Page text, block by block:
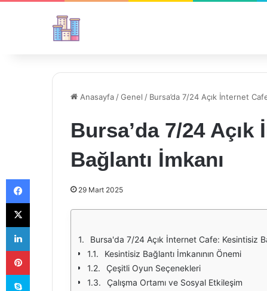
Anasayfa /Genel / Bursa’da 7/24 Açık İnternet
Bursa’da 7/24
Bağlantı İmkanı
29 Mart 2025
Bursa'da 7/24 Açık İnternet Cafe: Kesintisiz
Kesintisiz Bağlantı İmkanının Önemi
Çeşitli Oyun Seçenekleri
Çalışma Ortamı ve Sosyal Etkileşim
Facebook
X
LinkedIn
Pinterest
Skype